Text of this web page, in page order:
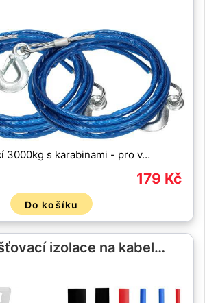
3000kg s karabinami - pro v…
179 Kč
Do košíku
izolace na kabel…